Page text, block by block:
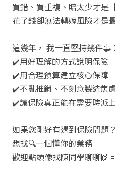
買錯、買重複、賠太少才是
花了錢卻無法轉嫁風險才是
這幾年， 我一直堅持幾件事：
✔️用好理解的方式說明保險
✔️用合理預算建立核心保障
✔️不亂推銷、不刻意製造焦
✔️讓保險真正能在需要時派
如果您剛好有遇到保險問題？
想找🔍一個懂你的業務
歡迎點頭像找陳同學聊聊